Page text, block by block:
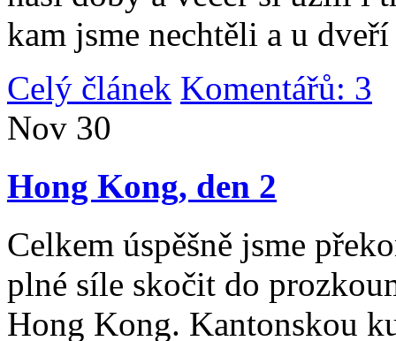
kam jsme nechtěli a u
Celý článek Komentářů: 3
Nov 30
Hong Kong, den 2
Celkem úspěšně jsme
plné síle skočit do
Hong Kong. Kantonskou